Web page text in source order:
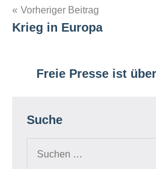
Beitragsnavigation
Vorheriger Beitrag
Krieg in Europa
Freie Presse ist
Suche